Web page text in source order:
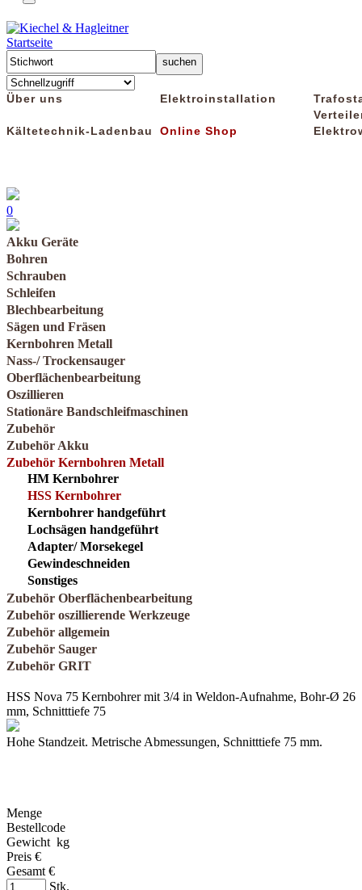
Startseite
Über uns Elektroinstallation
Kältetechnik-Ladenbau
Online Shop
0
Akku Geräte
Bohren
Schrauben
Schleifen
Blechbearbeitung
Sägen und Fräsen
Kernbohren Metall
Nass-/ Trockensauger
Oberflächenbearbeitung
Oszillieren
Stationäre Bandschleifmaschinen
Zubehör
Zubehör Akku
Zubehör Kernbohren Metall
HM Kernbohrer
HSS Kernbohrer
Kernbohrer handgeführt
Lochsägen handgeführt
Adapter/ Morsekegel
Gewindeschneiden
Sonstiges
Zubehör Oberflächenbearbeitung
Zubehör oszillierende Werkzeuge
Zubehör allgemein
Zubehör Sauger
Zubehör GRIT
HSS Nova 75 Kernbohrer mit 3/4 in Weldon-Aufnahme, Bohr-Ø 26
mm, Schnitttiefe 75
Hohe Standzeit. Metrische Abmessungen, Schnitttiefe 75 mm.
Menge
Bestellcode
Gewicht kg
Preis €
Gesamt €
Stk.